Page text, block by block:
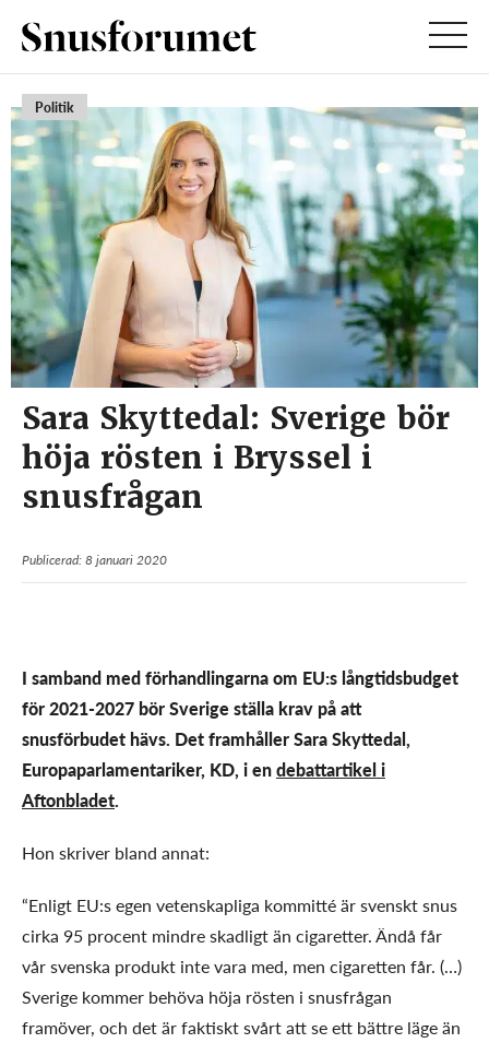
Politik
Sara Skyttedal: Sverige bör
höja rösten i Bryssel i
snusfrågan
Publicerad: 8 januari 2020
I samband med förhandlingarna om EU:s långtidsbudget
för 2021-2027 bör Sverige ställa krav på att
snusförbudet hävs. Det framhåller Sara Skyttedal,
Europaparlamentariker, KD, i endebattartikel i
Aftonbladet.
Hon skriver bland annat:
“Enligt EU:s egen vetenskapliga kommitté är svenskt snus
cirka 95 procent mindre skadligt än cigaretter. Ändå får
vår svenska produkt inte vara med, men cigaretten får. (…)
Sverige kommer behöva höja rösten i snusfrågan
framöver, och det är faktiskt svårt att se ett bättre läge än